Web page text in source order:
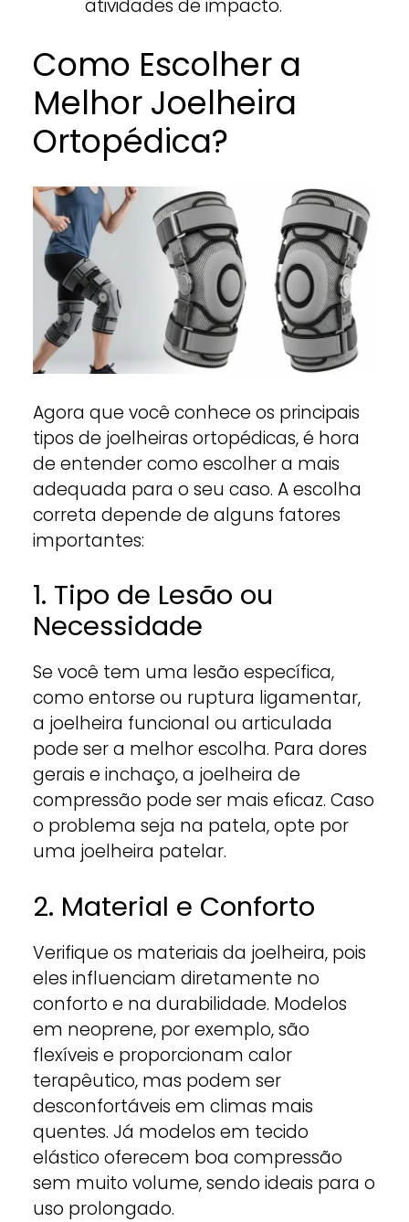
atividades de impacto.
Como Escolher a
Melhor Joelheira
Ortopédica?
Agora que você conhece os principais
tipos de joelheiras ortopédicas, é hora
de entender como escolher a mais
adequada para o seu caso. A escolha
correta depende de alguns fatores
importantes:
1. Tipo de Lesão ou
Necessidade
Se você tem uma lesão específica,
como entorse ou ruptura ligamentar,
a joelheira funcional ou articulada
pode ser a melhor escolha. Para dores
gerais e inchaço, a joelheira de
compressão pode ser mais eficaz. Caso
o problema seja na patela, opte por
uma joelheira patelar.
2. Material e Conforto
Verifique os materiais da joelheira, pois
eles influenciam diretamente no
conforto e na durabilidade. Modelos
em neoprene, por exemplo, são
flexíveis e proporcionam calor
terapêutico, mas podem ser
desconfortáveis em climas mais
quentes. Já modelos em tecido
elástico oferecem boa compressão
sem muito volume, sendo ideais para o
uso prolongado.